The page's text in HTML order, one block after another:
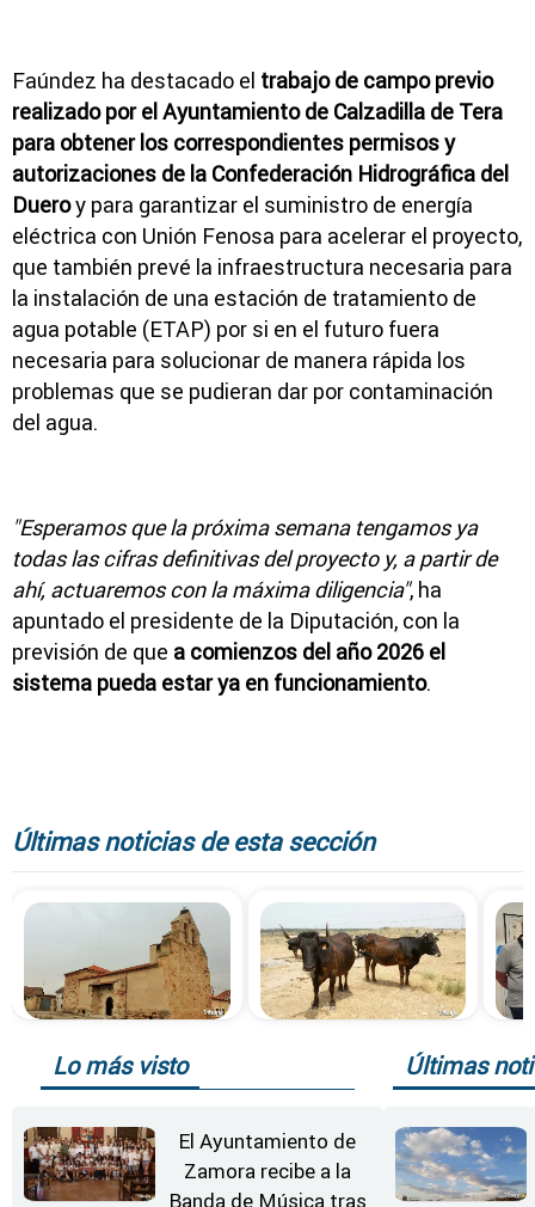
Faúndez ha destacado el trabajo de campo previo
realizado por el Ayuntamiento de Calzadilla de Tera
para obtener los correspondientes permisos y
autorizaciones de la Confederación Hidrográfica del
Dueroy para garantizar el suministro de energía
eléctrica con Unión Fenosa para acelerar el proyecto,
que también prevé la infraestructura necesaria para
la instalación de una estación de tratamiento de
agua potable (ETAP) por si en el futuro fuera
necesaria para solucionar de manera rápida los
problemas que se pudieran dar por contaminación
del agua.
"Esperamos que la próxima semana tengamos ya
todas las cifras definitivas del proyecto y, a partir de
ahí, actuaremos con la máxima diligencia", ha
apuntado el presidente de la Diputación, con la
previsión de que a comienzos del año 2026 el
sistema pueda estar ya en funcionamiento.
Últimas noticias de esta sección
Lo más visto
El Ayuntamiento de
Zamora recibe a la
Banda de Música tras
Últimas